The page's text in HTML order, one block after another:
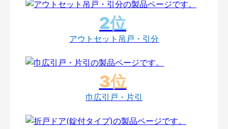
アウトセット吊戸・引分
巾広引戸・片引